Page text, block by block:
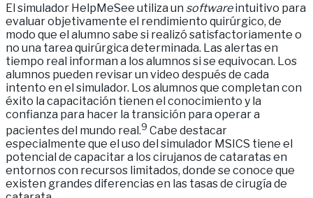
El simulador HelpMeSee utiliza un softwareintuitivo para
evaluar objetivamente el rendimiento quirúrgico, de
modo que el alumno sabe si realizó satisfactoriamente o
no una tarea quirúrgica determinada. Las alertas en
tiempo real informan a los alumnos si se equivocan. Los
alumnos pueden revisar un video después de cada
intento en el simulador. Los alumnos que completan con
éxito la capacitación tienen el conocimiento y la
confianza para hacer la transición para operar a
pacientes del mundo real.9 Cabe destacar
especialmente que el uso del simulador MSICS tiene el
potencial de capacitar a los cirujanos de cataratas en
entornos con recursos limitados, donde se conoce que
existen grandes diferencias en las tasas de cirugía de